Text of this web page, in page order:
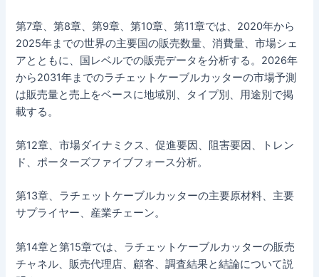
第7章、第8章、第9章、第10章、第11章では、2020年から
2025年までの世界の主要国の販売数量、消費量、市場シェ
アとともに、国レベルでの販売データを分析する。2026年
から2031年までのラチェットケーブルカッターの市場予測
は販売量と売上をベースに地域別、タイプ別、用途別で掲
載する。
第12章、市場ダイナミクス、促進要因、阻害要因、トレン
ド、ポーターズファイブフォース分析。
第13章、ラチェットケーブルカッターの主要原材料、主要
サプライヤー、産業チェーン。
第14章と第15章では、ラチェットケーブルカッターの販売
チャネル、販売代理店、顧客、調査結果と結論について説